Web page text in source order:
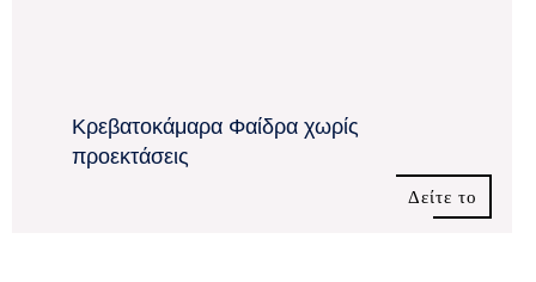
Κρεβατοκάμαρα Φαίδρα χωρίς
προεκτάσεις
Δείτε το